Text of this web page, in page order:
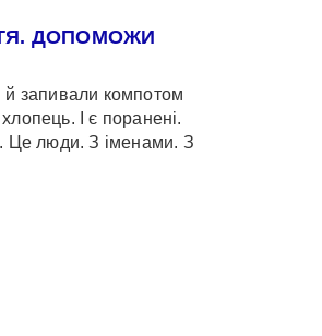
ДОПОМОЖИ
й запивали компотом
І є поранені.
Це люди. З іменами. З